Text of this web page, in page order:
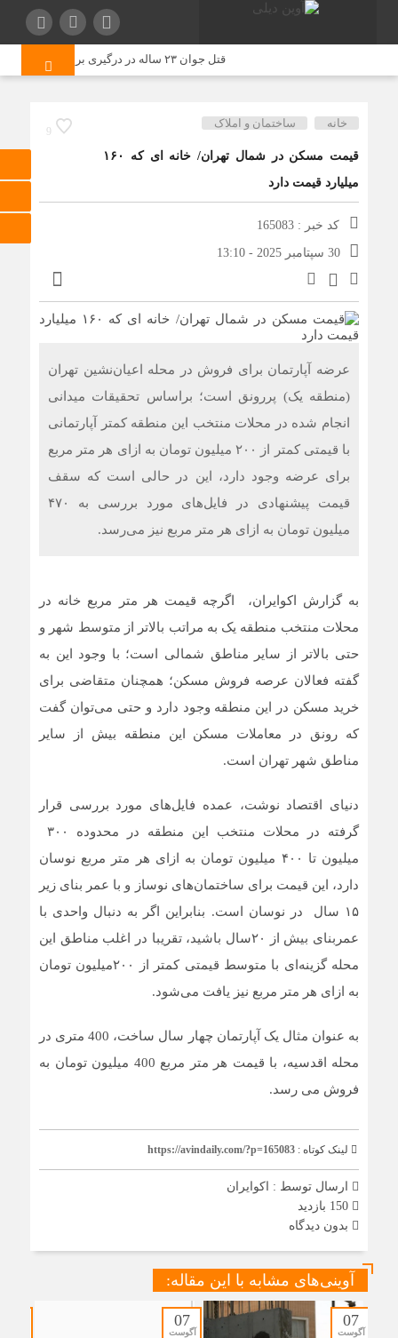
قتل جوان ۲۳ ساله در درگیری بر سرکورس خیابانی در اصفهان
9
خانه ساختمان و املاک
قیمت مسکن در شمال تهران/ خانه ای که ۱۶۰
میلیارد قیمت دارد
کد خبر : 165083
30 سپتامبر 2025 - 13:10
عرضه آپارتمان برای فروش در محله اعیان‌نشین تهران
(منطقه یک) پررونق است؛ براساس تحقیقات میدانی
انجام شده در محلات منتخب این منطقه کمتر آپارتمانی
با قیمتی کمتر از ۲۰۰ میلیون تومان به ازای هر متر مربع
برای عرضه وجود دارد، این در حالی است که سقف
قیمت پیشنهادی در فایل‌های مورد بررسی به ۴۷۰
میلیون تومان به ازای هر متر مربع نیز می‌رسد.
به گزارش اکوایران، اگرچه قیمت هر متر مربع خانه در
محلات منتخب منطقه یک به مراتب بالاتر از متوسط شهر و
حتی بالاتر از سایر مناطق شمالی است؛ با وجود این به
گفته فعالان عرصه فروش مسکن؛ همچنان متقاضی برای
خرید مسکن در این منطقه وجود دارد و حتی می‌توان گفت
که رونق در معاملات مسکن این منطقه بیش از سایر
مناطق شهر تهران است.
دنیای اقتصاد نوشت، عمده فایل‌های مورد بررسی قرار
میلیون تا ۴۰۰ میلیون تومان به ازای هر متر مربع نوسان
دارد، این قیمت برای ساختمان‌های نوساز و با عمر بنای زیر
۱۵ سال در نوسان است. بنابراین اگر به دنبال واحدی با
عمربنای بیش از ۲۰سال باشید، تقریبا در اغلب مناطق این
محله گزینه‌ای با متوسط قیمتی کمتر از ۲۰۰میلیون تومان
به ازای هر متر مربع نیز یافت می‌شود.
به عنوان مثال یک آپارتمان چهار سال ساخت، 400 متری در
محله اقدسیه، با قیمت هر متر مربع 400 میلیون تومان به
فروش می رسد.
لینک کوتاه : https://avindaily.com/?p=165083
ارسال توسط : اکوایران
بدون دیدگاه
آوینی‌های مشابه با این مقاله:
07
آگوست
07
آگوست